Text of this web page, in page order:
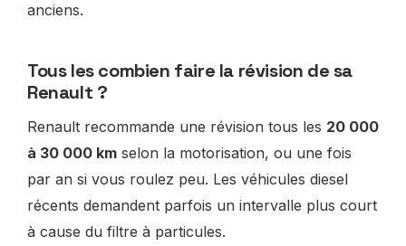
anciens.
Tous les combien faire la révision de sa
Renault ?
Renault recommande une révision tous les 20 000
à 30 000 km selon la motorisation, ou une fois
par an si vous roulez peu. Les véhicules diesel
récents demandent parfois un intervalle plus court
à cause du filtre à particules.